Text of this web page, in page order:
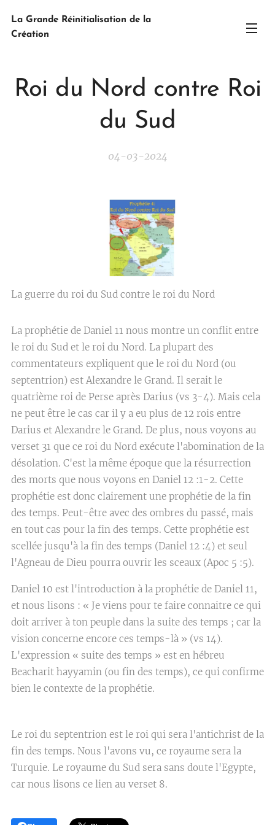
La Grande Réinitialisation de la
Création
Roi du Nord contre Roi
du Sud
04-03-2024
La guerre du roi du Sud contre le roi du Nord
La prophétie de Daniel 11 nous montre un conflit entre
le roi du Sud et le roi du Nord. La plupart des
commentateurs expliquent que le roi du Nord (ou
septentrion) est Alexandre le Grand. Il serait le
quatrième roi de Perse après Darius (vs 3-4). Mais cela
ne peut être le cas car il y a eu plus de 12 rois entre
Darius et Alexandre le Grand. De plus, nous voyons au
verset 31 que ce roi du Nord exécute l'abomination de la
désolation. C'est la même époque que la résurrection
des morts que nous voyons en Daniel 12 :1-2. Cette
prophétie est donc clairement une prophétie de la fin
des temps. Peut-être avec des ombres du passé, mais
en tout cas pour la fin des temps. Cette prophétie est
scellée jusqu'à la fin des temps (Daniel 12 :4) et seul
l'Agneau de Dieu pourra ouvrir les sceaux (Apoc 5 :5).
Daniel 10 est l'introduction à la prophétie de Daniel 11,
et nous lisons : « Je viens pour te faire connaitre ce qui
doit arriver à ton peuple dans la suite des temps ; car la
vision concerne encore ces temps-là » (vs 14).
L'expression « suite des temps » est en hébreu
Beacharit hayyamin (ou fin des temps), ce qui confirme
bien le contexte de la prophétie.
Le roi du septentrion est le roi qui sera l'antichrist de la
fin des temps. Nous l'avons vu, ce royaume sera la
Turquie. Le royaume du Sud sera sans doute l'Egypte,
car nous lisons ce lien au verset 8.